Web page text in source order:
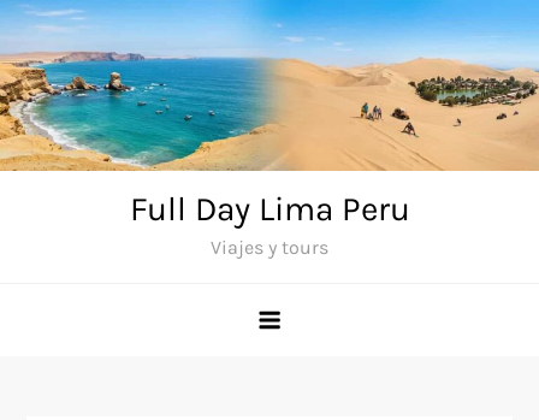
Saltar
al
contenido
Full Day Lima Peru
Viajes y tours